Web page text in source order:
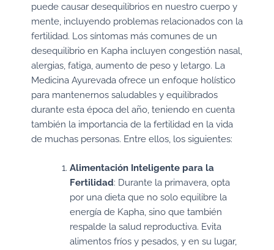
puede causar desequilibrios en nuestro cuerpo y
mente, incluyendo problemas relacionados con la
fertilidad. Los síntomas más comunes de un
desequilibrio en Kapha incluyen congestión nasal,
alergias, fatiga, aumento de peso y letargo. La
Medicina Ayurevada ofrece un enfoque holístico
para mantenernos saludables y equilibrados
durante esta época del año, teniendo en cuenta
también la importancia de la fertilidad en la vida
de muchas personas. Entre ellos, los siguientes:
Alimentación Inteligente para la
Fertilidad: Durante la primavera, opta
por una dieta que no solo equilibre la
energía de Kapha, sino que también
respalde la salud reproductiva. Evita
alimentos fríos y pesados, y en su lugar,